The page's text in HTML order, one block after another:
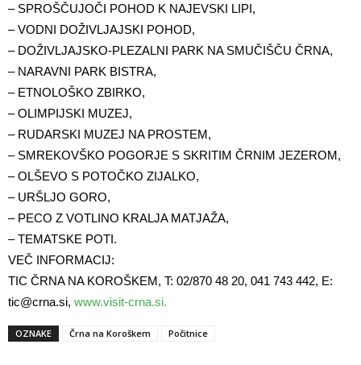
– SPROŠČUJOČI POHOD K NAJEVSKI LIPI,
– VODNI DOŽIVLJAJSKI POHOD,
– DOŽIVLJAJSKO-PLEZALNI PARK NA SMUČIŠČU ČRNA,
– NARAVNI PARK BISTRA,
– ETNOLOŠKO ZBIRKO,
– OLIMPIJSKI MUZEJ,
– RUDARSKI MUZEJ NA PROSTEM,
– SMREKOVŠKO POGORJE S SKRITIM ČRNIM JEZEROM,
– OLŠEVO S POTOČKO ZIJALKO,
– URŠLJO GORO,
– PECO Z VOTLINO KRALJA MATJAŽA,
– TEMATSKE POTI.
VEČ INFORMACIJ:
TIC ČRNA NA KOROŠKEM, T: 02/870 48 20, 041 743 442, E:
tic@crna.si, www.visit-crna.si.
OZNAKE Črna na Koroškem Počitnice